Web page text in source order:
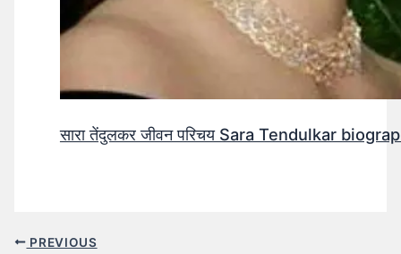
सारा तेंदुलकर जीवन परिचय Sara Tendulkar
PREVIOUS